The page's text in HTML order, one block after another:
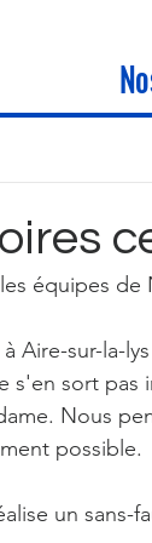
équipes
Aire-sur-la-
s'en sort pas
Nous
possible.
un